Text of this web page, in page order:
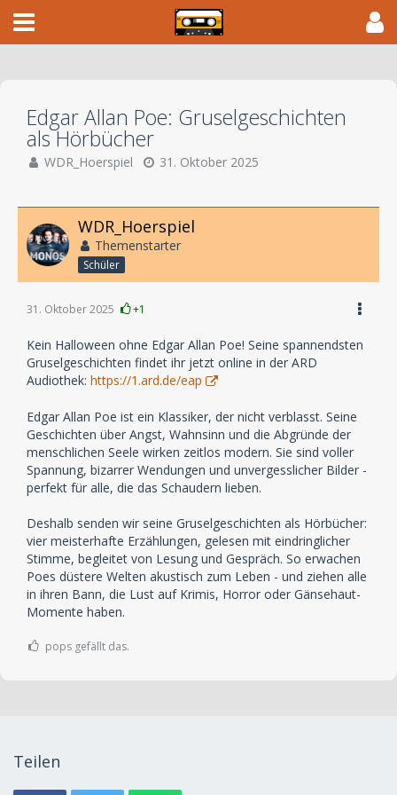
Edgar Allan Poe: Gruselgeschichten
als Hörbücher
WDR_Hoerspiel 31. Oktober 2025
WDR_Hoerspiel
Themenstarter
Schüler
31. Oktober 2025 +1
Kein Halloween ohne Edgar Allan Poe! Seine spannendsten
Gruselgeschichten findet ihr jetzt online in der ARD
Audiothek: https://1.ard.de/eap
Edgar Allan Poe ist ein Klassiker, der nicht verblasst. Seine
Geschichten über Angst, Wahnsinn und die Abgründe der
menschlichen Seele wirken zeitlos modern. Sie sind voller
Spannung, bizarrer Wendungen und unvergesslicher Bilder -
perfekt für alle, die das Schaudern lieben.
Deshalb senden wir seine Gruselgeschichten als Hörbücher:
vier meisterhafte Erzählungen, gelesen mit eindringlicher
Stimme, begleitet von Lesung und Gespräch. So erwachen
Poes düstere Welten akustisch zum Leben - und ziehen alle
in ihren Bann, die Lust auf Krimis, Horror oder Gänsehaut-
Momente haben.
pops gefällt das.
Teilen